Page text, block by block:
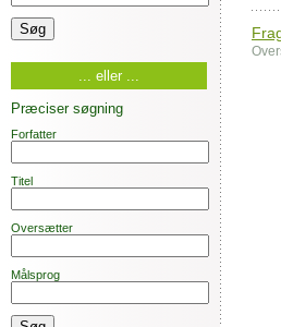
... eller ...
Præciser søgning
Forfatter
Titel
Oversætter
Målsprog